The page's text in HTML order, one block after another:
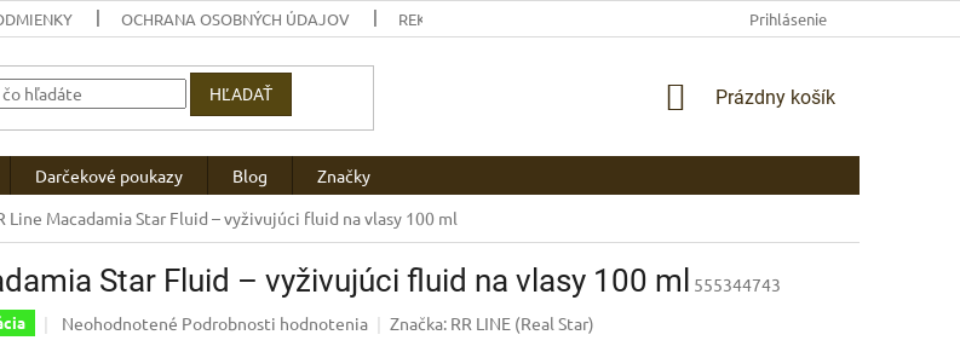
OCHRANA OSOBNÝCH ÚDAJOV REKLAMAČNÉ PODMIENKY AKO NAKUPOVAŤ PLATBA
Prihlásenie
HĽADAŤ
NÁKUPNÝ
Prázdny košík
Darčekové poukazy Blog
Značky
Line Macadamia Star Fluid – vyživujúci fluid na vlasy 100 ml
Star Fluid – vyživujúci fluid na vlasy 100 ml 555344743
Priemerné
Neohodnotené Podrobnosti hodnotenia Značka: RR LINE (Real Star)